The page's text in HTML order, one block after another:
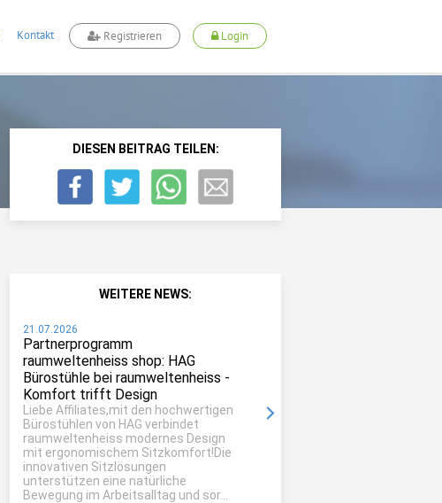
Kontakt Registrieren Login
DIESEN BEITRAG TEILEN:
WEITERE NEWS:
21.07.2026
Partnerprogramm
raumweltenheiss shop: HAG
Bürostühle bei raumweltenheiss -
Komfort trifft Design
Liebe Affiliates,mit den hochwertigen
Bürostühlen von HAG verbindet
raumweltenheiss modernes Design
mit ergonomischem Sitzkomfort!Die
innovativen Sitzlösungen
unterstützen eine natürliche
Bewegung im Arbeitsalltag und sor...